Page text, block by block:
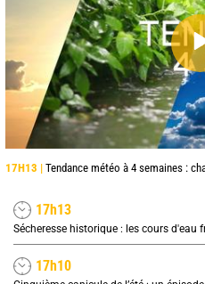
17H13 | Tendance météo à 4 semaines :
17h13
Sécheresse historique : les cours
17h10